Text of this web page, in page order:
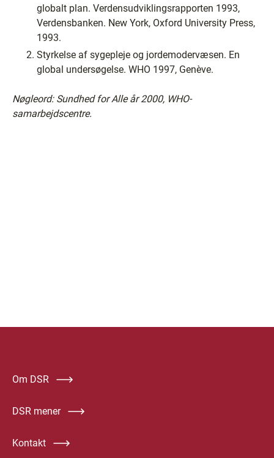
globalt plan. Verdensudviklingsrapporten 1993,
Verdensbanken. New York, Oxford University Press,
1993.
Styrkelse af sygepleje og jordemodervæsen. En
global undersøgelse. WHO 1997, Genève.
Nøgleord: Sundhed for Alle år 2000, WHO-
samarbejdscentre.
Om DSR
DSR mener
Kontakt